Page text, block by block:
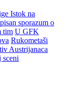
Istok na
sporazum o
tim U GFK
Rukometaši
Austrijanaca
sceni